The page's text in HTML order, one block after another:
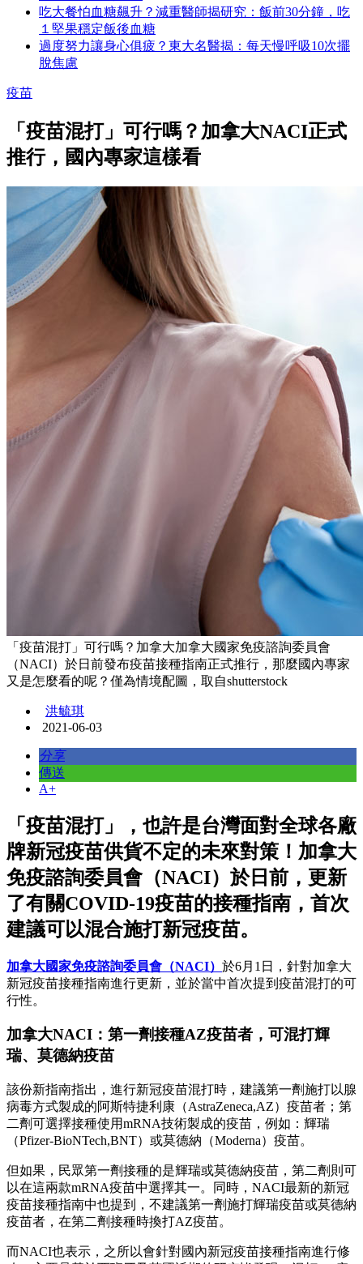
吃大餐怕血糖飆升？減重醫師揭研究：飯前30分鐘，吃
１堅果穩定飯後血糖
過度努力讓身心俱疲？東大名醫揭：每天慢呼吸10次擺
脫焦慮
疫苗
「疫苗混打」可行嗎？加拿大NACI正式
推行，國內專家這樣看
「疫苗混打」可行嗎？加拿大加拿大國家免疫諮詢委員會
（NACI）於日前發布疫苗接種指南正式推行，那麼國內專家
又是怎麼看的呢？僅為情境配圖，取自shutterstock
洪毓琪
2021-06-03
分享
傳送
A+
「疫苗混打」，也許是台灣面對全球各廠
牌新冠疫苗供貨不定的未來對策！加拿大
免疫諮詢委員會（NACI）於日前，更新
了有關COVID-19疫苗的接種指南，首次
建議可以混合施打新冠疫苗。
加拿大國家免疫諮詢委員會（NACI） 於6月1日，針對加拿大
新冠疫苗接種指南進行更新，並於當中首次提到疫苗混打的可
行性。
加拿大NACI：第一劑接種AZ疫苗者，可混打輝
瑞、莫德納疫苗
該份新指南指出，進行新冠疫苗混打時，建議第一劑施打以腺
病毒方式製成的阿斯特捷利康（AstraZeneca,AZ）疫苗者；第
二劑可選擇接種使用mRNA技術製成的疫苗，例如：輝瑞
（Pfizer-BioNTech,BNT）或莫德納（Moderna）疫苗。
但如果，民眾第一劑接種的是輝瑞或莫德納疫苗，第二劑則可
以在這兩款mRNA疫苗中選擇其一。同時，NACI最新的新冠
疫苗接種指南中也提到，不建議第一劑施打輝瑞疫苗或莫德納
疫苗者，在第二劑接種時換打AZ疫苗。
而NACI也表示，之所以會針對國內新冠疫苗接種指南進行修